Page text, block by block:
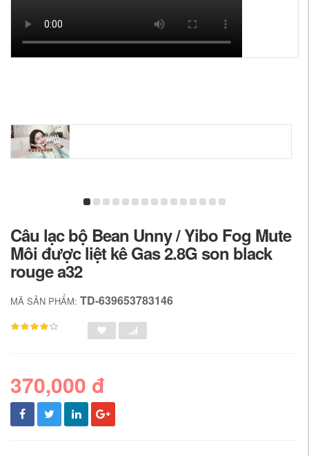
Câu lạc bộ Bean Unny / Yibo Fog Mute
Môi được liệt kê Gas 2.8G son black
rouge a32
MÃ SẢN PHẨM: TD-639653783146
370,000 đ